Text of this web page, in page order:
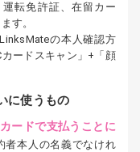
転免許証、在留カー
す。
の本人確認方
カードスキャン」+「顔
に使うもの
ードで支払うことに
者本人の名義でなけれ